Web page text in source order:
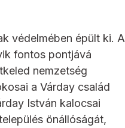
védelmében épült ki. A
fontos pontjává
nemzetség
a Várday család
István kalocsai
önállóságát,